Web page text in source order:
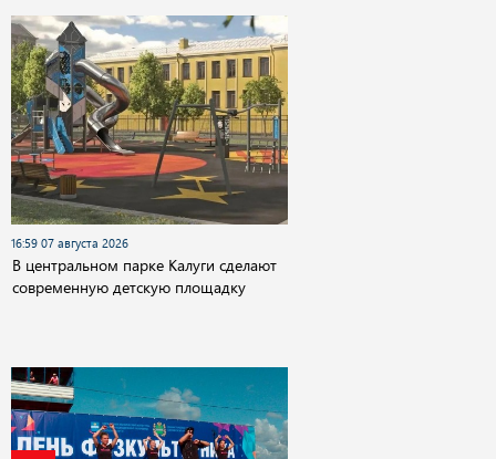
16:59 07 августа 2026
В центральном парке Калуги сделают
современную детскую площадку